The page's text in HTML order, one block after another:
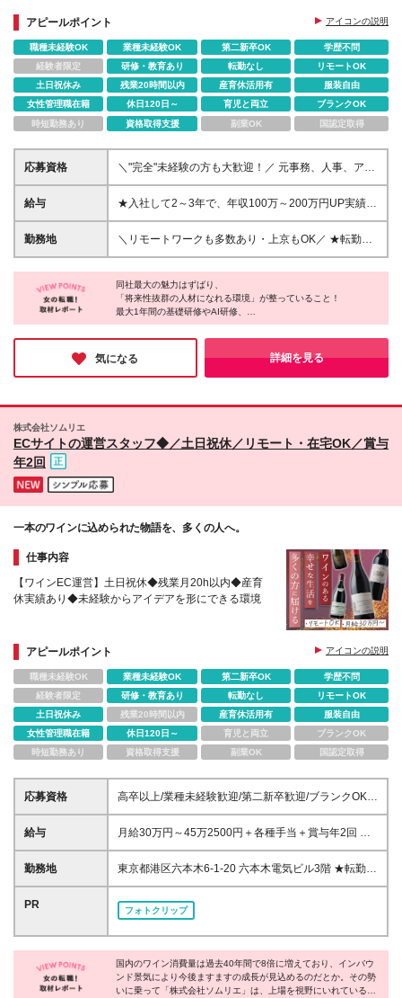
アピールポイント
アイコンの説明
職種未経験OK 業種未経験OK 第二新卒OK
学歴不問
経験者限定
研修・教育あり 転勤なし
リモートOK
土日祝休み
残業20時間以内 産育休活用有
服装自由
女性管理職在籍
休日120日～ 育児と両立
ブランクOK
時短勤務あり
資格取得支援 副業OK 国認定取得
応募資格
＼"完全"未経験の方も大歓迎！／ 元事務、人事、アパ
レル、飲食、営業、保育士、エステティシャンなど…
様々な方が活躍されています◎ ◆未経験歓迎！文系
＼未経験から…／ ★手に職付けたい方 ┗ChatGPと対
話したことがある人は尚歓迎！ ★SNSやWebなど好
方 ┗お客様とMTGをしたり、コミュニケーションを
取る機会が多いので、 コミュニケーション力が活
かせます！ ◎約9割が完全未経験！ ◎学歴・職歴・転
職回数は一切問いません ≪活躍中の社員について≫
平均年齢27歳＆20代～30代の若手メインで活躍中◎
未経験者をできるだけ多く、複数名採用しています！
給与
★入社して2～3年で、年収100万～200万円UP実績あ
り★ 月給30万円～80万円以上＋賞与年2回 └固定残業
代（月20時間分／2万9300円）含む。超過分は別途全
50万円 └固定残業代（月20時間分／2万9300円～4万
3700円以上）含む。 ※超過分は別途全額支給します
★IT業界経験者、もしくは独学でITについて学ばれて
24.7万円～
勤務地
＼リモートワークも多数あり・上京もOK／ ★転勤な
し／希望を考慮★ 現在”全国”への展開を進めており、
全国各地で募集中！ 一都三県、関東、中部、関西、
中国、九州など多数 【本社】東京都渋谷区渋谷3-3-
5 NBF渋谷イースト2F ゆくゆくは… ☆フルリモー
トワーク ☆フレックス ☆フリーランス ☆副業で稼
ぐ などもOK ◆リモートワーク実施中 ※プロジェク
トによって変動あり ◆U・Iターン歓迎 ◆直行直帰可
◆上京支援制度を活用し、初めての上京もサポート！
戻って活躍したい」 そんな方でも活躍できます！ ＼
ジ・冷蔵庫あり ★社内イベントあり （ビュッフェや
件に応じて勤務場所が変更となる可能性があります
（東京近郊エリア）
同社最大の魅力はずばり、
「将来性抜群の人材になれる環境」が整っていること！
最大1年間の基礎研修やAI研修、
専属メンターの伴走に加え、
配属後のフォロー体制も万全。
さらに、クリエイターやエンジニア等へ
柔軟にジョブチェンジできる選択肢の多さも驚きでした！
「同社なら間違いなく充実したキャリアが築ける」と確信できる
少しでも気になった方は、ぜひお気軽にご応募してみてはいかが
気になる 詳細を見る
株式会社ソムリエ
ECサイトの運営スタッフ◆／土日祝休／リモート・在宅OK／賞与
年2回
一本のワインに込められた物語を、多くの人へ。
仕事内容
【ワインEC運営】土日祝休◆残業月20h以内◆産育
休実績あり◆未経験からアイデアを形にできる環境
アピールポイント アイコンの説明
職種未経験OK 業種未経験OK 第二新卒OK
学歴不問
経験者限定
研修・教育あり 転勤なし
リモートOK
土日祝休み
残業20時間以内 産育休活用有
服装自由
女性管理職在籍
休日120日～ 育児と両立
ブランクOK
時短勤務あり
資格取得支援 副業OK 国認定取得
応募資格
高卒以上/業種未経験歓迎/第二新卒歓迎/ブランクOK ■
基本的なPCスキルをお持ちの方 └タイピングがスム
ーズにできるレベルを想定しています。 ＜以下いず
経験 ■販促・マーケティングの実務経験 └食品・お
酒・化粧品・ライフスタイル雑貨などの分野で、商品
定しています。
給与
月給30万円～45万2500円＋各種手当＋賞与年2回 ※
給与は経験や能力などを考慮して決定します。 ※上記
月額には月30時間の固定残業手当（4万9692円～8万
勤務地
東京都港区六本木6-1-20 六本木電気ビル3階 ★転勤は
ありません。 ★U・Iターン歓迎！（引越しサポート
あり） ★週2回のリモートワークOK（入社後6ヶ月程
度は出社予定） ★自社のワインショップやパン屋さ
んがあり、社割でワインや焼きたてのパンを安く購入
できます！
PR
フォトクリップ
国内のワイン消費量は過去40年間で8倍に増えており、インバウ
ンド景気により今後ますますの成長が見込めるのだとか。その勢
いに乗って「株式会社ソムリエ」は、上場を視野にいれているそ